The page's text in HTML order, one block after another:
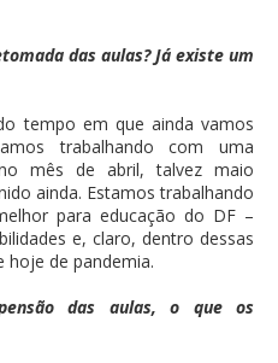
das aulas? Já existe um
tempo em que ainda vamos
trabalhando com uma
mês de abril, talvez maio
ainda. Estamos trabalhando
para educação do DF –
e, claro, dentro dessas
hoje de pandemia.
das aulas, o que os